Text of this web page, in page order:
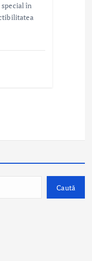
în
Caută